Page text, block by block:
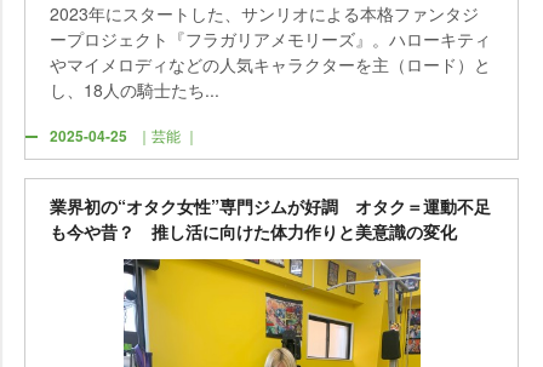
2023年にスタートした、サンリオによる本格ファンタジ
ープロジェクト『フラガリアメモリーズ』。ハローキティ
マイメロディなどの人気キャラクターを主（ロード）と
し、18人の騎士たち...
2025-04-25 ｜芸能 ｜
業界初の“オタク女性”専門ジムが好調 オタク＝運動不足
も今や昔？ 推し活に向けた体力作りと美意識の変化